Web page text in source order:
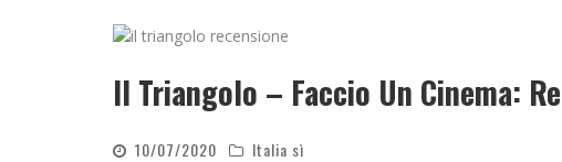
Il Triangolo – Faccio Un Cinema:
10/07/2020 Italia sì